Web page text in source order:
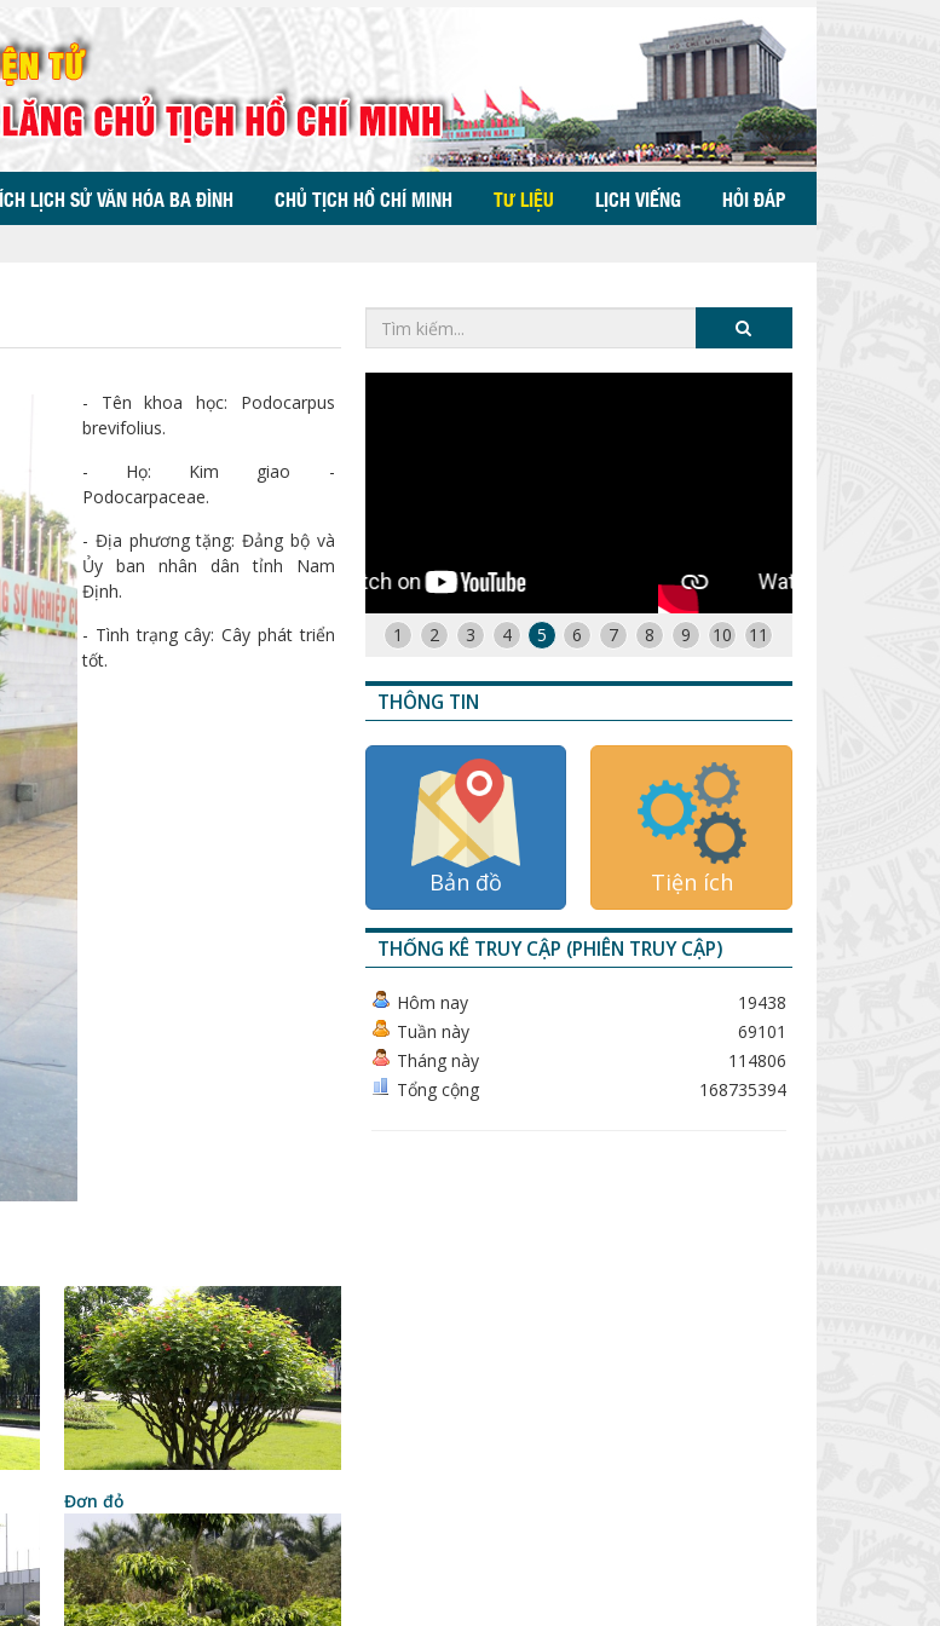
LỊCH SỬ VĂN HÓA BA ĐÌNH CHỦ TỊCH HỒ CHÍ MINH TƯ LIỆU LỊCH VIẾNG HỎI ĐÁP
- Tên khoa học: Podocarpus
brevifolius.
- Họ: Kim giao -
Podocarpaceae.
- Địa phương tặng: Đảng bộ và
Ủy ban nhân dân tỉnh Nam
Định.
- Tình trạng cây: Cây phát triển
tốt.
Đơn đỏ
1 2 3 4 5 6 7 8 9 10 11
THÔNG TIN
Bản đồ Tiện ích
THỐNG KÊ TRUY CẬP (PHIÊN TRUY CẬP)
Hôm nay
Tuần này
Tháng này
Tổng cộng
19438
69101
114806
168735394